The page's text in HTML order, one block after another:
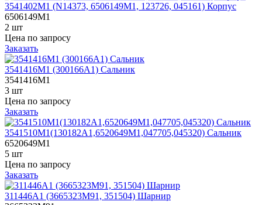
3541402M1 (N14373, 6506149M1, 123726, 045161) Корпус
6506149M1
2 шт
Цена по запросу
Заказать
3541416M1 (300166A1) Сальник
3541416M1
3 шт
Цена по запросу
Заказать
3541510M1(130182A1,6520649M1,047705,045320) Сальник
6520649M1
5 шт
Цена по запросу
Заказать
311446A1 (3665323M91, 351504) Шарнир